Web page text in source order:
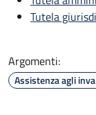
Tutela
Argomenti:
Assistenza agli